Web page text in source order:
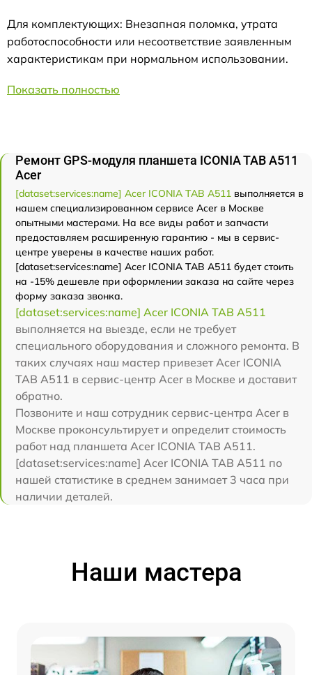
Для комплектующих: Внезапная поломка, утрата
работоспособности или несоответствие заявленным
характеристикам при нормальном использовании.
Показать полностью
Ремонт GPS-модуля планшета ICONIA TAB A511
Acer
[dataset:services:name] Acer ICONIA TAB A511 выполняется в
нашем специализированном сервисе Acer в Москве
опытными мастерами. На все виды работ и запчасти
предоставляем расширенную гарантию - мы в сервис-
центре уверены в качестве наших работ.
[dataset:services:name] Acer ICONIA TAB A511 будет стоить
на -15% дешевле при оформлении заказа на сайте через
форму заказа звонка.
[dataset:services:name] Acer ICONIA TAB A511
выполняется на выезде, если не требует
специального оборудования и сложного ремонта. В
таких случаях наш мастер привезет Acer ICONIA
TAB A511 в сервис-центр Acer в Москве и доставит
обратно.
Позвоните и наш сотрудник сервис-центра Acer в
Москве проконсультирует и определит стоимость
работ над планшета Acer ICONIA TAB A511.
[dataset:services:name] Acer ICONIA TAB A511 по
нашей статистике в среднем занимает 3 часа при
наличии деталей.
Наши мастера